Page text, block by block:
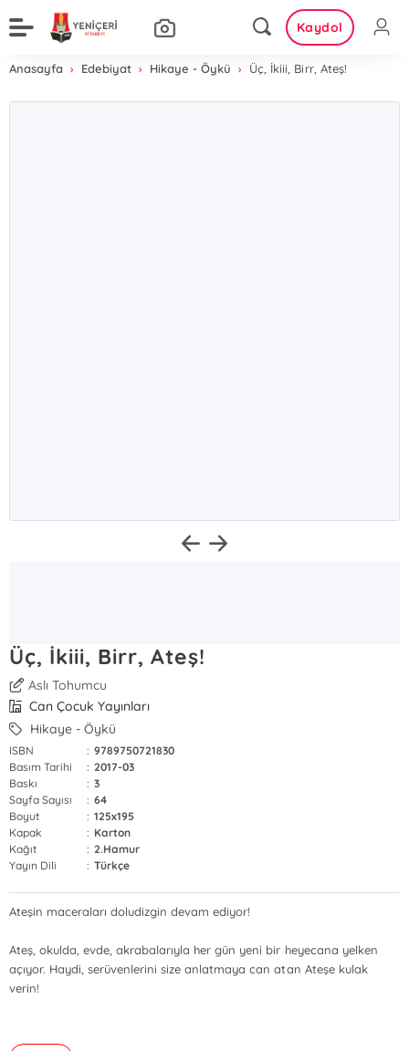
Kaydol
Anasayfa Edebiyat Hikaye - Öykü Üç, İkiii, Birr, Ateş!
Üç, İkiii, Birr, Ateş!
Aslı Tohumcu
Can Çocuk Yayınları
Hikaye - Öykü
ISBN : 9789750721830
Basım Tarihi
: 2017-03
Baskı
: 3
Sayfa Sayısı
: 64
Boyut
: 125x195
Kapak
: Karton
Kağıt
: 2.Hamur
Yayın Dili
: Türkçe
Ateşin maceraları doludizgin devam ediyor!
Ateş, okulda, evde, akrabalarıyla her gün yeni bir heyecana yelken
açıyor. Haydi, serüvenlerini size anlatmaya can atan Ateşe kulak
verin!